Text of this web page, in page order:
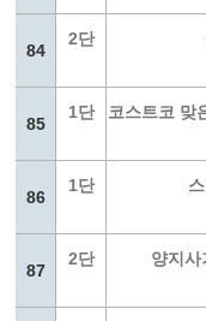
84
2단
85
1단
코스트코 맞
86
1단
87
2단 양지